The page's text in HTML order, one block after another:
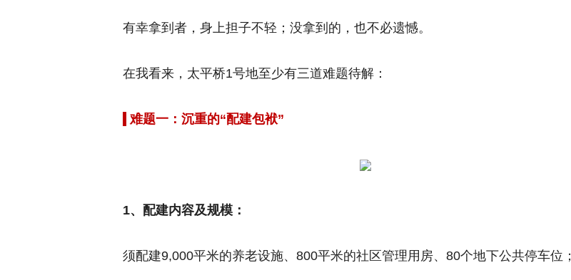
有幸拿到者，身上担子不轻；没拿到的，也不必遗憾。
在我看来，太平桥1号地至少有三道难题待解：
难题一：沉重的“配建包袱”
1、配建内容及规模：
须配建9,000平米的养老设施、800平米的社区管理用房、80个地下公共停车位；